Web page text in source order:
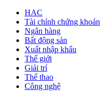
HAC
Tài chính chứng khoán
Ngân hàng
Bất động sản
Xuất nhập khẩu
Thế giới
Giải trí
Thể thao
Công nghệ